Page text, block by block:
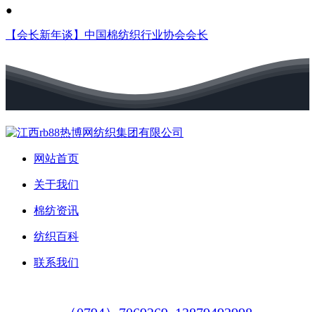
●
【会长新年谈】中国棉纺织行业协会会长
网站首页
关于我们
棉纺资讯
纺织百科
联系我们